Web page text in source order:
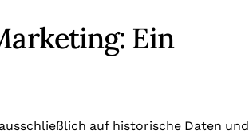
Ein
auf historische Daten und